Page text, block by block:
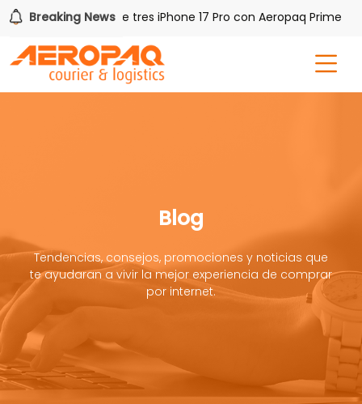
Breaking News
Gana uno de tres iPhone 17 Pro con Aeropaq Prime
Blog
Tendencias, consejos, promociones y noticias que
te ayudaran a vivir la mejor experiencia de comprar
por internet.